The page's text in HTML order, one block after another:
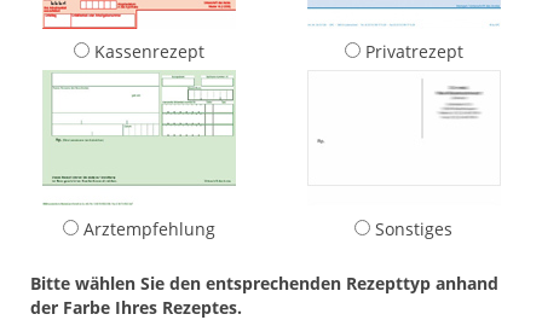
Kassenrezept Privatrezept
Arztempfehlung Sonstiges
Bitte wählen Sie den entsprechenden Rezepttyp anhand
der Farbe Ihres Rezeptes.